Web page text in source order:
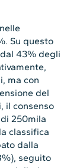
Su questo
43% degli
ma con
del
il consenso
250mila
classifica
dalla
seguito